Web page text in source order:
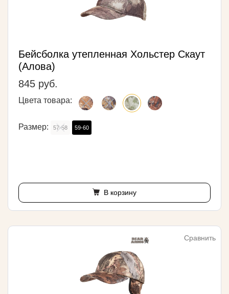
Бейсболка утепленная Хольстер Скаут
(Алова)
845 руб.
Цвета товара:
Размер: 57-58 59-60
В корзину
Сравнить